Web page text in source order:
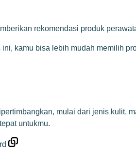
rekomendasi produk
kamu bisa lebih mudah memilih
mulai dari jenis kulit,
untukmu.